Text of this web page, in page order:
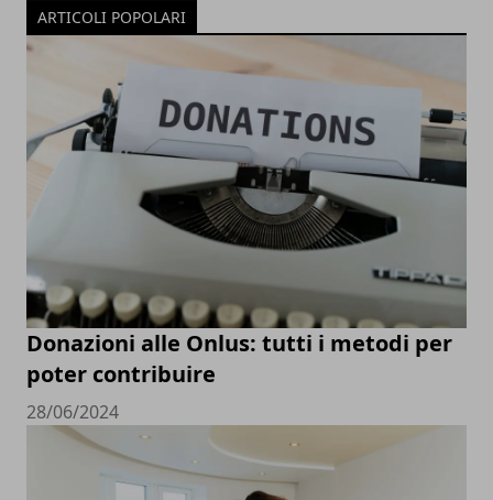
ARTICOLI POPOLARI
Donazioni alle Onlus: tutti i metodi per
poter contribuire
28/06/2024